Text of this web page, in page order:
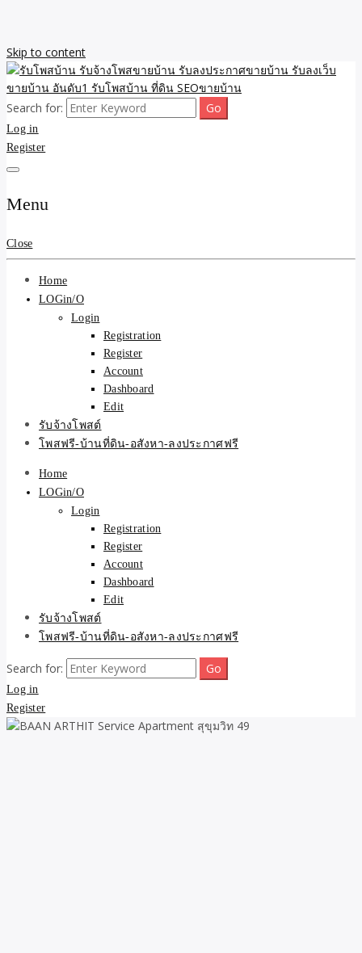
Skip to content
รับโพสบ้าน รับจ้างโพสขาย
บ้าน รับลงประกาศขายบ้าน
รับลงเว็บขายบ้าน อันดับ1
รับโพสบ้าน ที่ดิน SEOขาย
บ้าน
รับจ้างโพสขายบ้าน รับลงเว็บขายบ้าน รับโพสบ้าน รับลงประกาศขาย
บ้าน โพสบ้าน ขายที่ดิน SEO อสังหา ราคาถูก รับลงขายบ้าน
Search for:
Log in
Register
Menu
Close
Home
LOGin/O
Login
Registration
Register
Account
Dashboard
Edit
รับจ้างโพสต์
โพสฟรี-บ้านที่ดิน-อสังหา-ลงประกาศฟรี
Home
LOGin/O
Login
Registration
Register
Account
Dashboard
Edit
รับจ้างโพสต์
โพสฟรี-บ้านที่ดิน-อสังหา-ลงประกาศฟรี
Search for:
Log in
Register